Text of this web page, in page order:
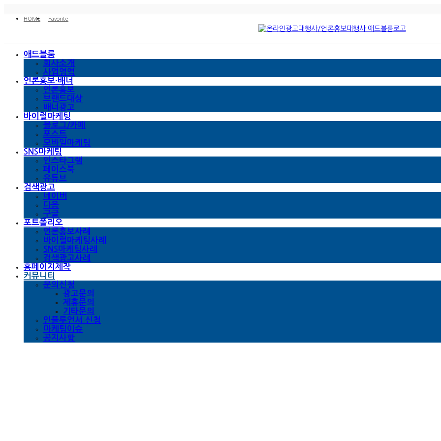
HOME
Favorite
애드블룸
회사소개
사업영역
언론홍보·배너
언론홍보
브랜드대상
배너광고
바이럴마케팅
블로그/카페
포스트
모바일마케팅
SNS마케팅
인스타그램
페이스북
유튜브
검색광고
네이버
다음
구글
포트폴리오
언론홍보사례
바이럴마케팅사례
SNS마케팅사례
검색광고사례
홈페이지제작
커뮤니티
문의신청
광고문의
제휴문의
기타문의
인플루언서 신청
마케팅이슈
공지사항